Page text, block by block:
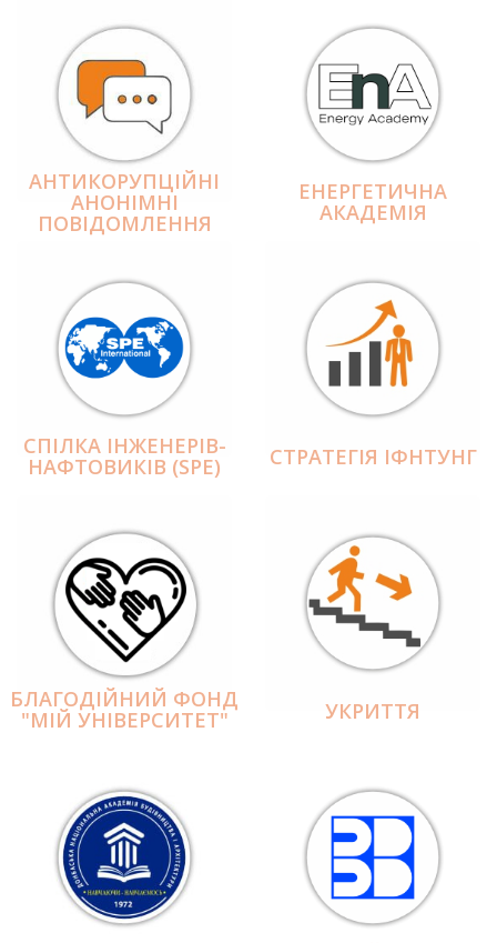
АНТИКОРУПЦІЙНІ
АНОНІМНІ
ПОВІДОМЛЕННЯ
ЕНЕРГЕТИЧНА
АКАДЕМІЯ
СПІЛКА ІНЖЕНЕРІВ-
НАФТОВИКІВ (SPE) СТРАТЕГІЯ ІФНТУНГ
БЛАГОДІЙНИЙ ФОНД
"МІЙ УНІВЕРСИТЕТ" УКРИТТЯ